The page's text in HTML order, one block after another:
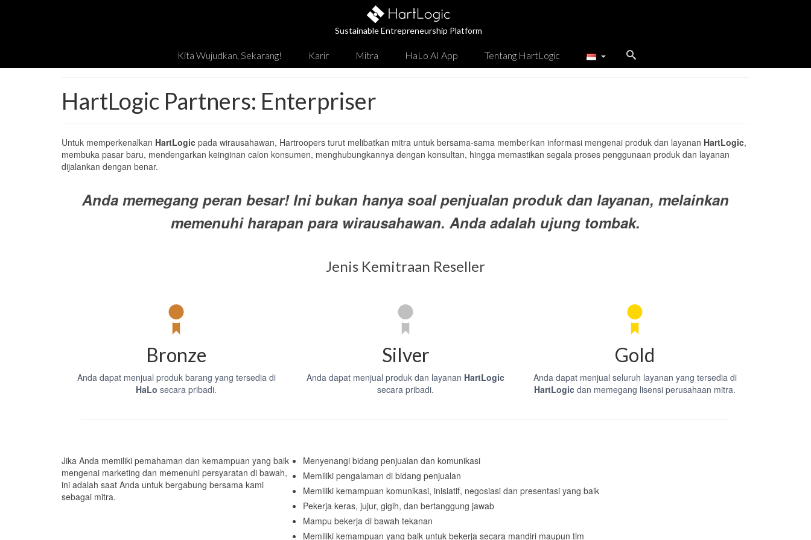
Sustainable Entrepreneurship Platform
Kita Wujudkan, Sekarang! Karir Mitra HaLo AI App Tentang HartLogic
HartLogic Partners: Enterpriser
Untuk memperkenalkan HartLogic pada wirausahawan, Hartroopers turut melibatkan mitra untuk bersama-sama memberikan informasi mengenai produk dan layanan HartLogic,
membuka pasar baru, mendengarkan keinginan calon konsumen, menghubungkannya dengan konsultan, hingga memastikan segala proses penggunaan produk dan layanan
dijalankan dengan benar.
Anda memegang peran besar! Ini bukan hanya soal penjualan produk dan layanan, melainkan
memenuhi harapan para wirausahawan. Anda adalah ujung tombak.
Jenis Kemitraan Reseller
Bronze
Anda dapat menjual produk barang yang tersedia di
HaLo secara pribadi.
Silver
Anda dapat menjual produk dan layanan HartLogic
secara pribadi.
Gold
Anda dapat menjual seluruh layanan yang tersedia di
HartLogic dan memegang lisensi perusahaan mitra.
Jika Anda memiliki pemahaman dan kemampuan yang baik
mengenai marketing dan memenuhi persyaratan di bawah,
ini adalah saat Anda untuk bergabung bersama kami
sebagai mitra.
Menyenangi bidang penjualan dan komunikasi
Memiliki pengalaman di bidang penjualan
Memiliki kemampuan komunikasi, inisiatif, negosiasi dan presentasi yang baik
Pekerja keras, jujur, gigih, dan bertanggung jawab
Mampu bekerja di bawah tekanan
Memiliki kemampuan yang baik untuk bekerja secara mandiri maupun tim